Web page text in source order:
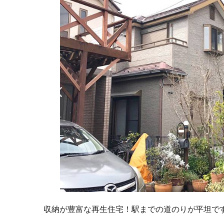
収納が豊富な再生住宅！駅までの道のりが平坦で